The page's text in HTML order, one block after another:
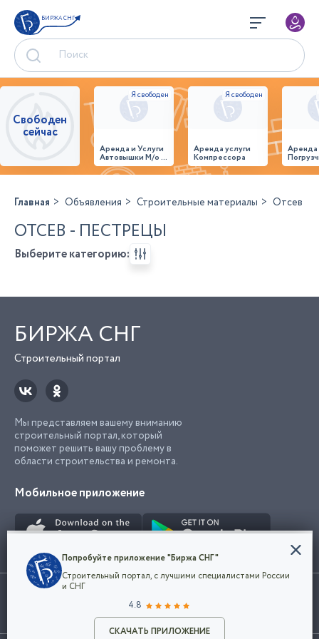
БИРЖА СНГ
Разместить объявление
Свободен
сейчас
Аренда и Услуги
Автовышки М/о г.
Домодедово
26,28,32 место
Аренда услуги
Компрессора
Главная Объявления Строительные материалы Отсев
ОТСЕВ - ПЕСТРЕЦЫ
Выберите категорию:
БИРЖА СНГ
Строительный портал
Мы представляем вашему вниманию
строительный портал, который
поможет решить вашу проблему в
области строительства и ремонта.
Мобильное приложение
Использование сайта, в том числе подача объявлений, означает
марки представленные на сайте являются собственностью их
Конфиденциальность
Мы используем файлы cookie, чтобы сделать
наш сайт удобным для каждого
Политикой конфиденциальности компании
и принимаете условия использования cookie.
Попробуйте приложение "Биржа СНГ"
Строительный портал, с лучшими специалистами России
и СНГ
4.8
СКАЧАТЬ ПРИЛОЖЕНИЕ